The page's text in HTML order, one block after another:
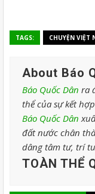
TAGS: CHUYỆN VIỆT
About Báo
Báo Quốc Dân ra
thể của sự kết
Báo Quốc Dân
đất nước chân
dâng tâm tư, trí
TOÀN THỂ